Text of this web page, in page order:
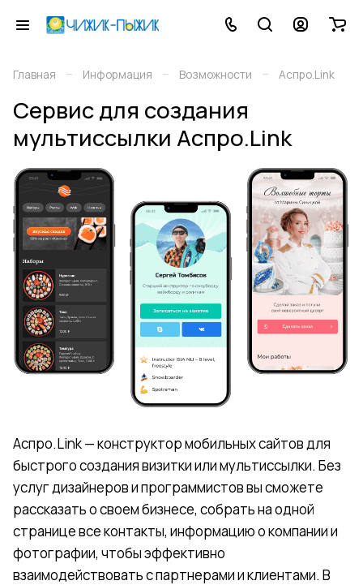
Главная – Информация – Возможности – Аспро.Link
Сервис для создания
мультиссылки Аспро.Link
Аспро.Link —конструктор мобильных сайтовдля
быстрого создания визитки или мультиссылки. Без
услуг дизайнеров и программистов вы сможете
рассказать о своем бизнесе, собрать на одной
странице все контакты, информацию о компании и
фотографии, чтобы эффективно
взаимодействовать с партнерами и клиентами. В